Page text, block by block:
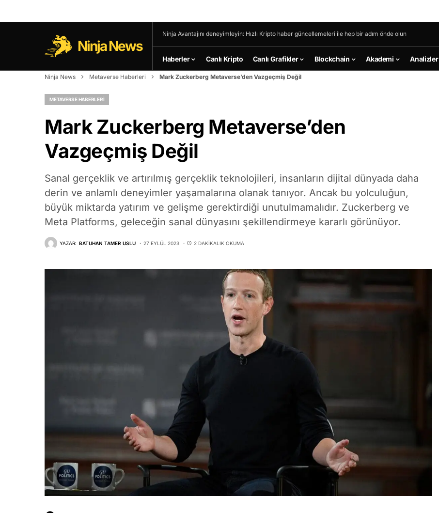
Ninja News
Ninja Avantajını deneyimleyin: Hızlı Kripto haber güncellemeleri ile hep bir adım önde olun
Haberler Canlı Kripto Canlı Grafikler Blockchain Akademi Analizler
Ninja News Metaverse Haberleri Mark Zuckerberg Metaverse’den Vazgeçmiş Değil
METAVERSE HABERLERI
Mark Zuckerberg Metaverse’den
Vazgeçmiş Değil
Sanal gerçeklik ve artırılmış gerçeklik teknolojileri, insanların dijital dünyada daha
derin ve anlamlı deneyimler yaşamalarına olanak tanıyor. Ancak bu yolculuğun,
büyük miktarda yatırım ve gelişme gerektirdiği unutulmamalıdır. Zuckerberg ve
Meta Platforms, geleceğin sanal dünyasını şekillendirmeye kararlı görünüyor.
YAZAR: BATUHAN TAMER USLU 27 EYLÜL 2023 2 DAKIKALIK OKUMA